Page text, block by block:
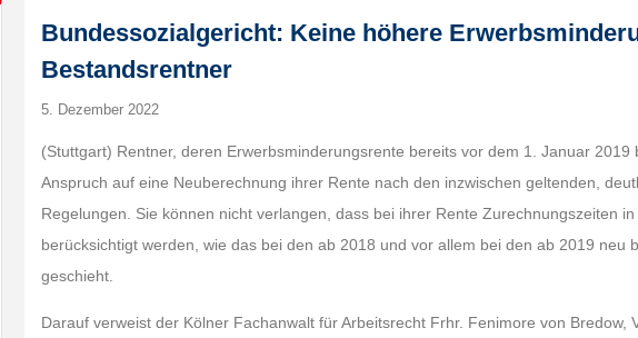
Bundessozialgericht: Keine höhere
Bestandsrentner
5. Dezember 2022
(Stuttgart) Rentner, deren Erwerbsminderungsrente bereits vor dem 1. Januar 2019
Anspruch auf eine Neuberechnung ihrer Rente nach den inzwischen geltenden,
Regelungen. Sie können nicht verlangen, dass bei ihrer Rente Zurechnungszeiten
berücksichtigt werden, wie das bei den ab 2018 und vor allem bei den ab 2019 neu
geschieht.
Darauf verweist der Kölner Fachanwalt für Arbeitsrecht Frhr. Fenimore von Bredow,